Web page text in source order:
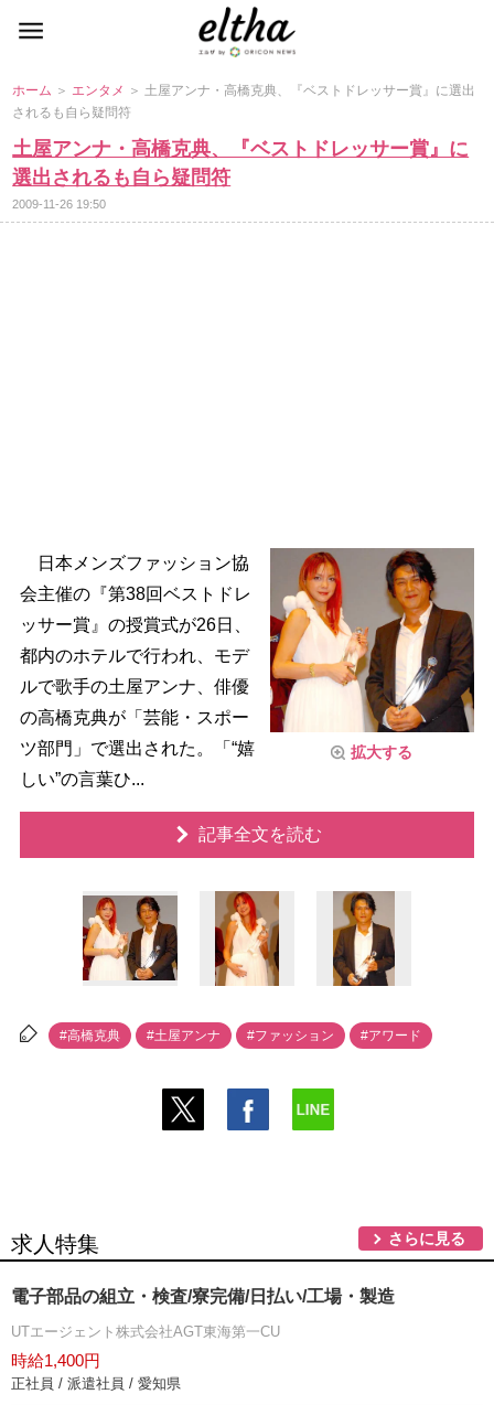
ホーム ＞ エンタメ ＞ 土屋アンナ・高橋克典、『ベストドレッサー賞』に選出
されるも自ら疑問符
土屋アンナ・高橋克典、『ベストドレッサー賞』に
選出されるも自ら疑問符
2009-11-26 19:50
拡大する
日本メンズファッション協
会主催の『第38回ベストドレ
ッサー賞』の授賞式が26日、
都内のホテルで行われ、モデ
ルで歌手の土屋アンナ、俳優
の高橋克典が「芸能・スポー
ツ部門」で選出された。「“嬉
しい”の言葉ひ...
記事全文を読む
#高橋克典 #土屋アンナ #ファッション #アワード
求人特集 さらに見る
電子部品の組立・検査/寮完備/日払い/工場・製造
UTエージェント株式会社AGT東海第一CU
時給1,400円
正社員 / 派遣社員 / 愛知県